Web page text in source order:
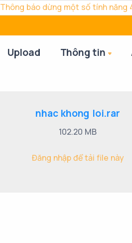
Thông báo dừng một số tính năng
Upload Thông tin
nhac khong loi.rar
102.20 MB
Đăng nhập để tải file này